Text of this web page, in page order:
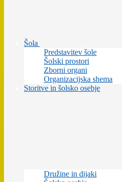
Šola
Predstavitev šole
Šolski prostori
Zborni organi
Organizacijska shema
Storitve in šolsko osebje
Družine in dijaki